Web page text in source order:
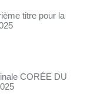
titre pour la
CORÉE DU